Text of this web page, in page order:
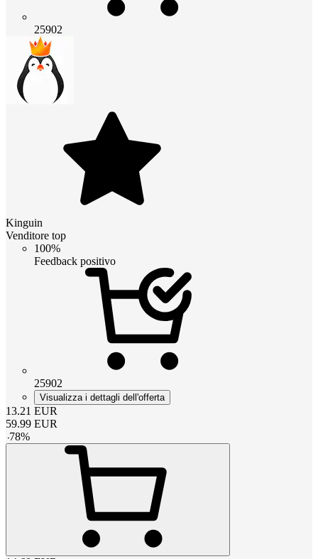
25902
Kinguin
Venditore top
100%
Feedback positivo
25902
Visualizza i dettagli dell'offerta
13.21 EUR
59.99 EUR
-78%